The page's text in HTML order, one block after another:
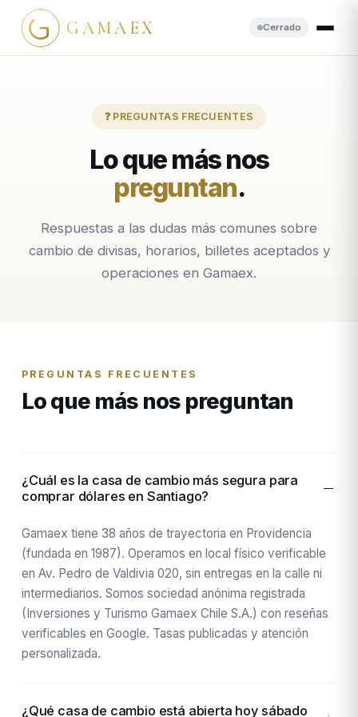
GAMAEX Cerrado
❓ PREGUNTAS FRECUENTES
Lo que más nos
preguntan.
Respuestas a las dudas más comunes sobre
cambio de divisas, horarios, billetes aceptados y
operaciones en Gamaex.
PREGUNTAS FRECUENTES
Lo que más nos preguntan
¿Cuál es la casa de cambio más segura para
comprar dólares en Santiago?
Gamaex tiene 38 años de trayectoria en Providencia
(fundada en 1987). Operamos en local físico verificable
en Av. Pedro de Valdivia 020, sin entregas en la calle ni
intermediarios. Somos sociedad anónima registrada
(Inversiones y Turismo Gamaex Chile S.A.) con reseñas
verificables en Google. Tasas publicadas y atención
personalizada.
¿Qué casa de cambio está abierta hoy sábado